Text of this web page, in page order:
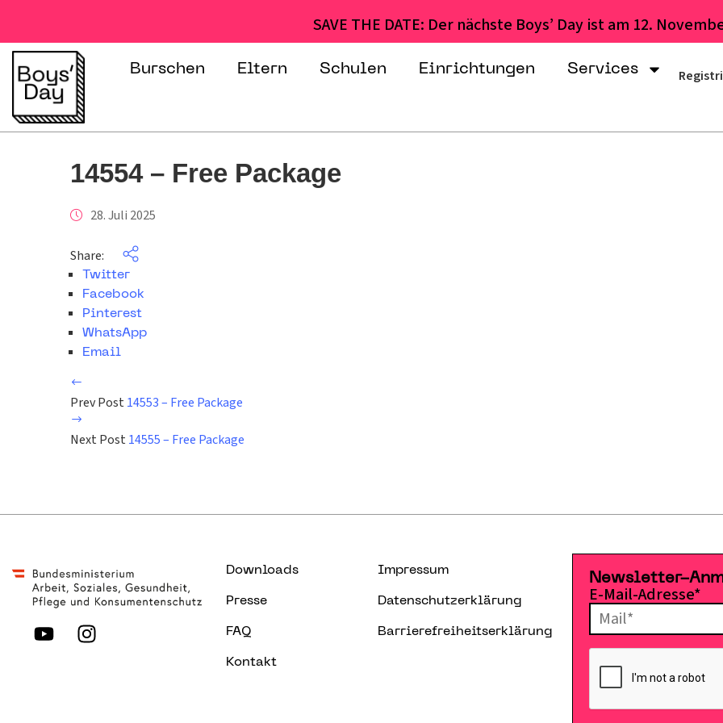
SAVE THE DATE: Der nächste Boys’ Day ist am 12.
Burschen Eltern Schulen Einrichtungen Services
14554 – Free Package
28. Juli 2025
Share:
Twitter
Facebook
Pinterest
WhatsApp
Email
Prev Post 14553 – Free Package
Next Post 14555 – Free Package
Downloads
Presse
FAQ
Kontakt
Impressum
Datenschutzerklärung
Barrierefreiheitserklärung
Newsletter-
E-Mail-Adresse*